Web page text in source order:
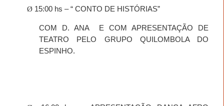
Ø 15:00 hs – “ CONTO DE HISTÓRIAS”
COM D. ANA
E COM APRESENTAÇÃO DE
TEATRO PELO GRUPO QUILOMBOLA DO
ESPINHO.